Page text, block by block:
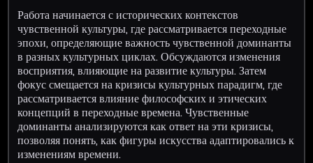
Работа начинается с исторических контекстов
чувственной культуры, где рассматривается переходные
эпохи, определяющие важность чувственной доминанты
в разных культурных циклах. Обсуждаются изменения
восприятия, влияющие на развитие культуры. Затем
фокус смещается на кризисы культурных парадигм, где
рассматривается влияние философских и этических
концепций в переходные времена. Чувственные
доминанты анализируются как ответ на эти кризисы,
позволяя понять, как фигуры искусства адаптировались к
изменениям времени.